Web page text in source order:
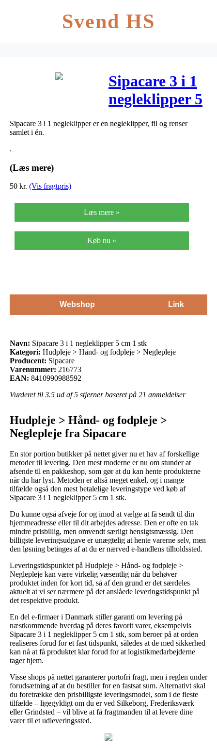
Svend HS
Sipacare 3 i 1
negleklipper 5
cm 1 stk
Sipacare 3 i 1 negleklipper er en negleklipper, fil og renser
samlet i én.
.
(Læs mere)
50 kr. (Vis fragtpris)
Læs mere »
Køb nu »
Webshop Link
Navn: Sipacare 3 i 1 negleklipper 5 cm 1 stk
Kategori: Hudpleje > Hånd- og fodpleje > Neglepleje
Producent: Sipacare
Varenummer: 216773
EAN: 8410990988592
Vurderet til 3.5 ud af 5 stjerner baseret på 21 anmeldelser
Hudpleje > Hånd- og fodpleje >
Neglepleje fra Sipacare
En stor portion butikker på nettet giver nu et hav af forskellige
metoder til levering. Den mest moderne er nu om stunder at
afsende til en pakkeshop, som gør at du kan hente produkterne
når du har lyst. Metoden er altså meget enkel, og i mange
tilfælde også den mest betalelige leveringstype ved køb af
Sipacare 3 i 1 negleklipper 5 cm 1 stk.
Du kunne også afveje for og imod at vælge at få sendt til din
hjemmeadresse eller til dit arbejdes adresse. Den er ofte en tak
mindre prisbillig, men omvendt særligt hensigtsmæssig. Den
billigste leveringsudgave er unægtelig at hente varerne selv, men
den løsning betinges af at du er nærved e-handlens tilholdssted.
Leveringstidspunktet på Hudpleje > Hånd- og fodpleje >
Neglepleje kan være virkelig væsentlig når du behøver
produktet inden for kort tid, så af den grund er det særdeles
aktuelt at vi ser nærmere på det anslåede leveringstidspunkt på
det respektive produkt.
En del e-firmaer i Danmark stiller garanti om levering på
næstkommende hverdag på deres favorit varer, eksempelvis
Sipacare 3 i 1 negleklipper 5 cm 1 stk, som beroer på at orden
realiseres forud for et fast tidspunkt, således at de med sikkerhed
kan nå at få produktet klar forud for at logistikmedarbejderne
tager hjem.
Visse shops på nettet garanterer portofri fragt, men i reglen under
forudsætning af at du bestiller for en fastsat sum. Alternativt skal
du foretrække den prisbilligste leveringsmodel, som i de fleste
tilfælde – ligegyldigt om du er ved Silkeborg, Frederiksværk
eller Grindsted – vil blive at få fragtmanden til at levere dine
varer til et udleveringssted.